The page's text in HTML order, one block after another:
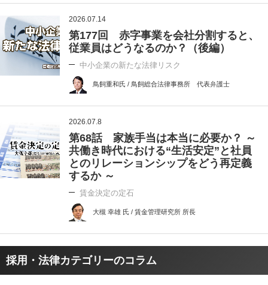
2026.07.14
第177回 赤字事業を会社分割すると、
従業員はどうなるのか？（後編）
中小企業の新たな法律リスク
鳥飼重和氏 / 鳥飼総合法律事務所 代表弁護士
2026.07.8
第68話 家族手当は本当に必要か？ ～
共働き時代における“生活安定”と社員
とのリレーションシップをどう再定義
するか ～
賃金決定の定石
大槻 幸雄 氏 / 賃金管理研究所 所長
採用・法律カテゴリーのコラム